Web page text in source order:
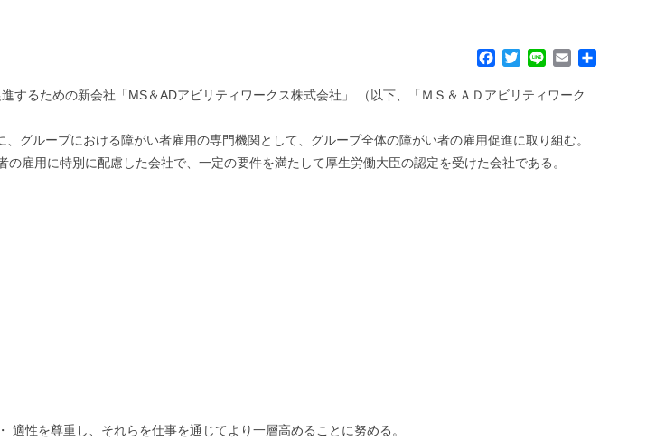
c
o
o
i
e
r
n
a
るための新会社「MS＆ADアビリティワークス株式会社」 （以下、「ＭＳ＆ＡＤアビリティワーク
ループにおける障がい者雇用の専門機関として、グループ全体の障がい者の雇用促進に取り組む。
雇用に特別に配慮した会社で、一定の要件を満たして厚生労働大臣の認定を受けた会社である。
性を尊重し、それらを仕事を通じてより一層高めることに努める。